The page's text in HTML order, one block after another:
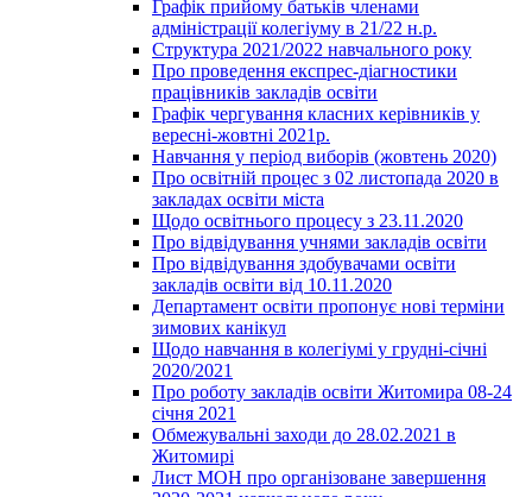
Графік прийому батьків членами
адміністрації колегіуму в 21/22 н.р.
Структура 2021/2022 навчального року
Про проведення експрес-діагностики
працівників закладів освіти
Графік чергування класних керівників у
вересні-жовтні 2021р.
Навчання у період виборів (жовтень 2020)
Про освітній процес з 02 листопада 2020 в
закладах освіти міста
Щодо освітнього процесу з 23.11.2020
Про відвідування учнями закладів освіти
Про відвідування здобувачами освіти
закладів освіти від 10.11.2020
Департамент освіти пропонує нові терміни
зимових канікул
Щодо навчання в колегіумі у грудні-січні
2020/2021
Про роботу закладів освіти Житомира 08-24
січня 2021
Обмежувальні заходи до 28.02.2021 в
Житомирі
Лист МОН про організоване завершення